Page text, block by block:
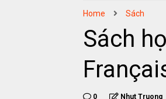
Home Sách
Sách
0 Nhut Truong